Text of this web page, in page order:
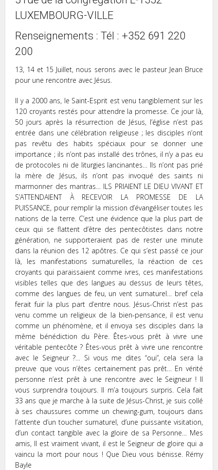
LUXEMBOURG-VILLE
Renseignements : Tél : +352 691 220
200
13, 14 et 15 Juillet, nous serons avec le pasteur Jean Bruce
pour une rencontre avec Jésus.
Il y a 2000 ans, le Saint-Esprit est venu tangiblement sur les
120 croyants restés pour attendre la promesse. Ce jour là,
50 jours après la résurrection de Jésus, l’église n’est pas
entrée dans une célébration religieuse ; les disciples n’ont
pas revêtu des habits spéciaux pour se donner une
importance ; ils n’ont pas installé des trônes, il n’y a pas eu
de protocoles ni de liturgies lancinantes… Ils n’ont pas prié
la mère de Jésus, ils n’ont pas invoqué des saints ni
marmonner des mantras… ILS PRIAIENT LE DIEU VIVANT ET
S’ATTENDAIENT À RECEVOIR LA PROMESSE DE LA
PUISSANCE, pour remplir la mission d’évangéliser toutes les
nations de la terre. C’est une évidence que la plus part de
ceux qui se flattent d’être des pentecôtistes dans notre
génération, ne supporteraient pas de rester une minute
dans la réunion des 12 apôtres. Ce qui s’est passé ce jour
là, les manifestations surnaturelles, la réaction de ces
croyants qui paraissaient comme ivres, ces manifestations
visibles telles que des langues au dessus de leurs têtes,
comme des langues de feu, un vent surnaturel… bref cela
ferait fuir la plus part d’entre nous. Jésus-Christ n’est pas
venu comme un religieux de la bien-pensance, il est venu
comme un phénomène, et il envoya ses disciples dans la
même bénédiction du Père. Êtes-vous prêt à vivre une
véritable pentecôte ? Êtes-vous prêt à vivre une rencontre
avec le Seigneur ?… Si vous me dites “oui”, cela sera la
preuve que vous n’êtes certainement pas prêt… En vérité
personne n’est prêt à une rencontre avec le Seigneur ! Il
vous surprendra toujours. Il m’a toujours surpris. Cela fait
33 ans que je marche à la suite de Jésus-Christ, je suis collé
à ses chaussures comme un chewing-gum, toujours dans
l’attente d’un toucher surnaturel, d’une puissante visitation,
d’un contact tangible avec la gloire de sa Personne… Mes
amis, Il est vraiment vivant, il est le Seigneur de gloire qui a
vaincu la mort pour nous ! Que Dieu vous bénisse. Rémy
Bayle